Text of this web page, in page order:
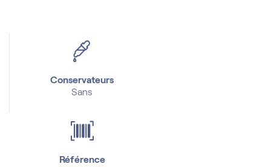
Conservateurs
Sans
Référence